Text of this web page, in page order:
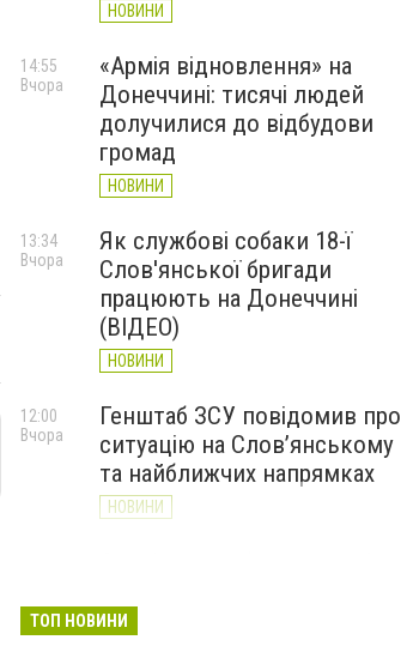
НОВИНИ
«Армія відновлення» на
Донеччині: тисячі людей
долучилися до відбудови
громад
НОВИНИ
14:55
Вчора
Як службові собаки 18-ї
Слов'янської бригади
працюють на Донеччині
(ВІДЕО)
НОВИНИ
13:34
Вчора
Генштаб ЗСУ повідомив про
ситуацію на Слов’янському
та найближчих напрямках
НОВИНИ
12:00
Вчора
великої війни: 7 серпня
ТОП НОВИНИ